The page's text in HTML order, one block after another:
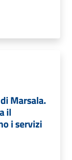
Marsala.
il
i servizi